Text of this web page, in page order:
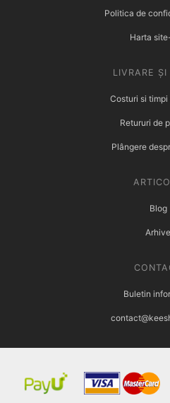
Politica de
Harta
LIVRARE ȘI
Costuri si
Retururi de
Plângere
Blog
Arhive
Buletin